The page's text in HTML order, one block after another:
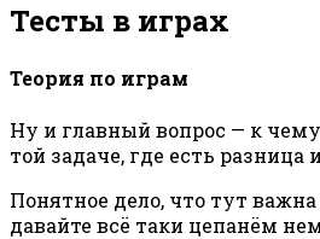
Тесты в играх
Теория по играм
Ну и главный вопрос — к
той задаче, где есть разница
Понятное дело, что тут
давайте всё таки цепанём